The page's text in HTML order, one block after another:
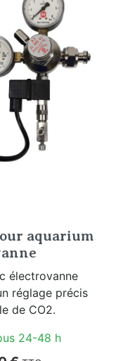
aquarium
électrovanne
réglage précis
de CO2.
24-48 h